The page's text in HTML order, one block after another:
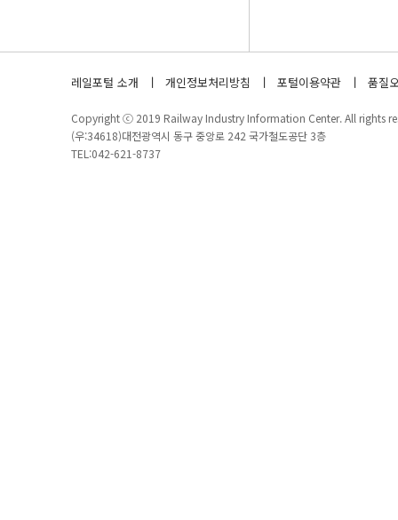
레일포털 소개 개인정보처리방침 포털이용약관 품질
Copyright ⓒ 2019 Railway Industry Information Center. All rights
(우:34618)대전광역시 동구 중앙로 242 국가철도공단 3층
TEL:042-621-8737